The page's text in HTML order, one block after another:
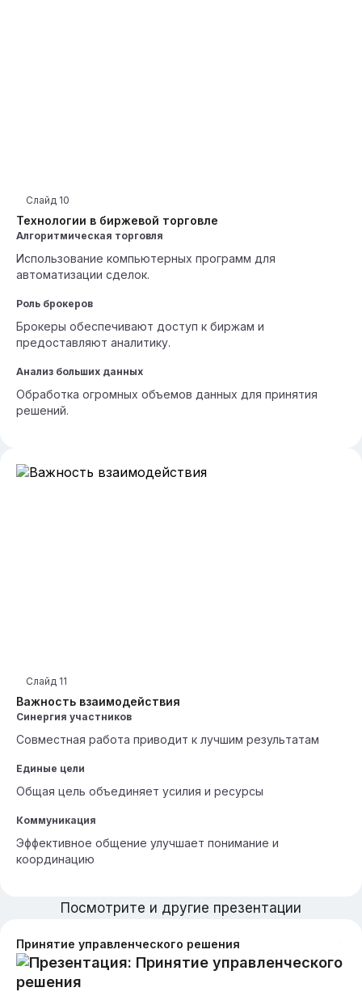
Технологии в биржевой торговле
Слайд 10
Алгоритмическая торговля
Использование компьютерных программ для
автоматизации сделок.
Роль брокеров
Брокеры обеспечивают доступ к биржам и
предоставляют аналитику.
Анализ больших данных
Обработка огромных объемов данных для принятия
решений.
Важность взаимодействия
Слайд 11
Синергия участников
Совместная работа приводит к лучшим результатам
Единые цели
Общая цель объединяет усилия и ресурсы
Коммуникация
Эффективное общение улучшает понимание и
координацию
Посмотрите и другие презентации
Принятие управленческого решения